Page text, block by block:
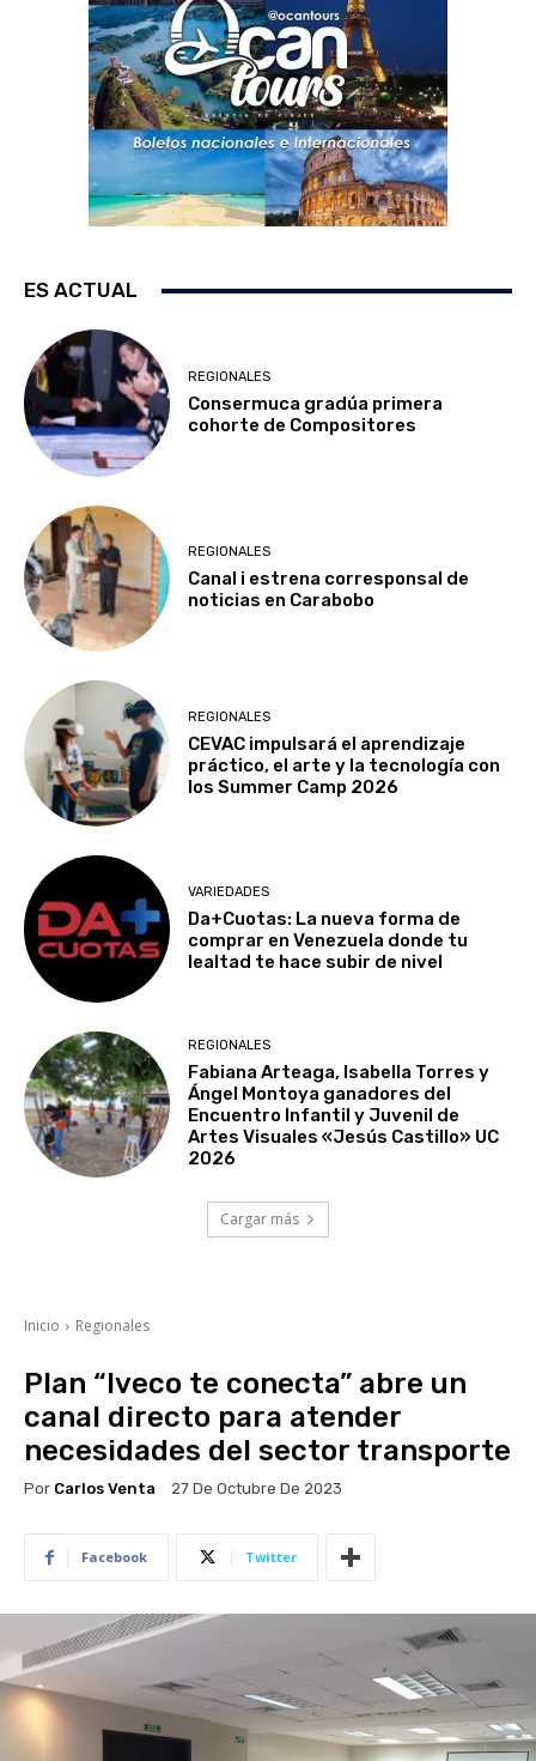
ES ACTUAL
REGIONALES
Consermuca gradúa primera
cohorte de Compositores
REGIONALES
Canal i estrena corresponsal de
noticias en Carabobo
REGIONALES
CEVAC impulsará el aprendizaje
práctico, el arte y la tecnología con
los Summer Camp 2026
VARIEDADES
Da+Cuotas: La nueva forma de
comprar en Venezuela donde tu
lealtad te hace subir de nivel
REGIONALES
Fabiana Arteaga, Isabella Torres y
Ángel Montoya ganadores del
Encuentro Infantil y Juvenil de
Artes Visuales «Jesús Castillo» UC
2026
Cargar más